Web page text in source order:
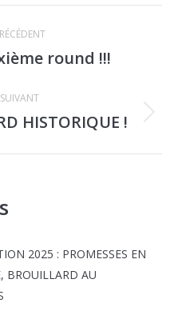
round !!!
HISTORIQUE !
2025 : PROMESSES EN
BROUILLARD AU